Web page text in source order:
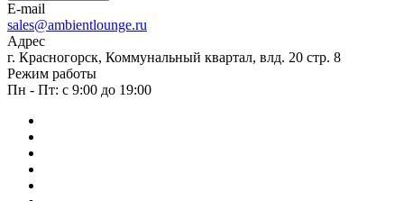
E-mail
sales@ambientlounge.ru
Адрес
г. Красногорск, Коммунальный квартал, влд. 20 стр. 8
Режим работы
Пн - Пт: с 9:00 до 19:00